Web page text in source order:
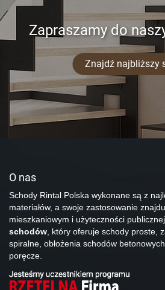
Zapraszamy do
Znajdź najbliższy
O nas
Schody Rintal Polska wykonane są z
materiałów, a swoje zastosowanie
mieszkaniowym i użyteczności
schodów, który oferuje schody proste,
spiralne, obłożenia schodów
poręcze.